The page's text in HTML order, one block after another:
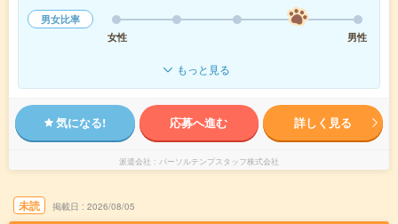
男女比率
女性
男性
もっと見る
気になる! 応募へ進む 詳しく見る
派遣会社 パーソルテンプスタッフ株式会社
未読 掲載日 2026/08/05